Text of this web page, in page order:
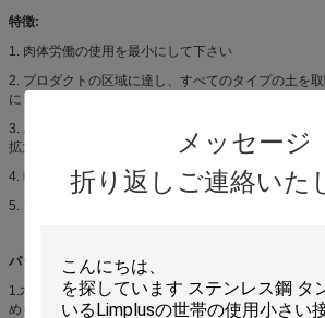
メッセージ
折り返しご連絡いた
特徴:
1. 肉体労働の使用を最小にして下さい
2. プロダクトの区域に達し、すべてのタイプの土を
にして下さい。
3. あなたの最新のビジネスをを経て提供します顧客
拡大して下さい。
4. 時間を節約すれば人件費は、手を自由にさせます。
5. ブラインドの生命を拡張して下さい。
パッケージ:
1.木の場合が付いている傷を避けるためにLLDPEの
められて。